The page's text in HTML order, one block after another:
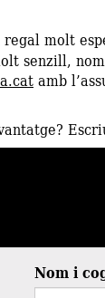
molt
senzill,
amb
Nom i